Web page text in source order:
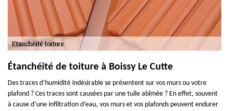
Étanchéité de toiture à Boissy Le Cutte
Des traces d’humidité indésirable se présentent sur vos murs ou votre
plafond ? Ces traces sont causées par une tuile abîmée ? En effet, souvent
à cause d’une infiltration d’eau, vos murs et vos plafonds peuvent endurer